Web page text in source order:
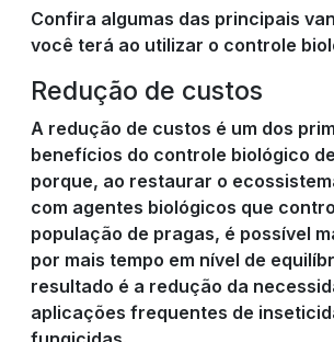
Confira algumas das principais
você terá ao utilizar o controle
Redução de custos
A redução de custos é um dos
benefícios do controle biológico
porque, ao restaurar o
com agentes biológicos que
população de pragas, é possível
por mais tempo em nível de
resultado é a redução da
aplicações frequentes de